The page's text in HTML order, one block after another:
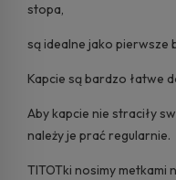
stopa,
są idealne jako pierwsze
Kapcie są bardzo łatwe
Aby kapcie nie straciły
należy je prać regularnie.
TITOTki nosimy metkami